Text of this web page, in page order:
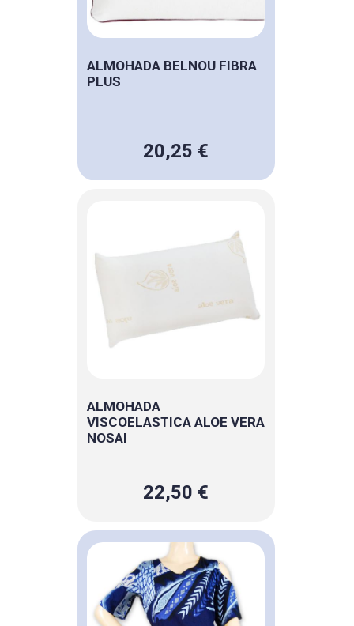
ALMOHADA BELNOU FIBRA
PLUS
20,25 €
ALMOHADA
VISCOELASTICA ALOE VERA
NOSAI
22,50 €